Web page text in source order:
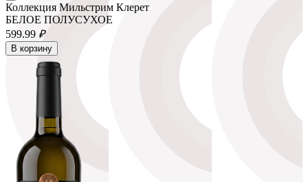
Коллекция Мильстрим Клерет
БЕЛОЕ ПОЛУСУХОЕ
599.99 ₽
В корзину